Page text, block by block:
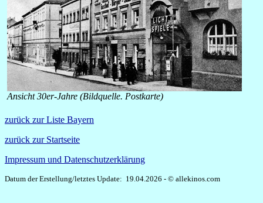
Ansicht 30er-Jahre (Bildquelle. Postkarte)
zurück zur Liste Bayern
zurück zur Startseite
Impressum und Datenschutzerklärung
Datum der Erstellung/letztes Update: 19.04.2026 - © allekinos.com